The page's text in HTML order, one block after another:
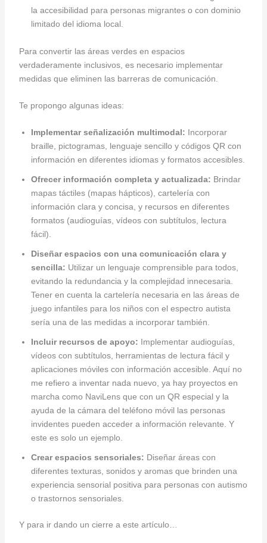
la accesibilidad para personas migrantes o con dominio
limitado del idioma local.
Para convertir las áreas verdes en espacios
verdaderamente inclusivos, es necesario implementar
medidas que eliminen las barreras de comunicación.
Te propongo algunas ideas:
Implementar señalización multimodal: Incorporar
braille, pictogramas, lenguaje sencillo y códigos QR con
información en diferentes idiomas y formatos accesibles.
Ofrecer información completa y actualizada: Brindar
mapas táctiles (mapas hápticos), cartelería con
información clara y concisa, y recursos en diferentes
formatos (audioguías, vídeos con subtítulos, lectura
fácil).
Diseñar espacios con una comunicación clara y
sencilla: Utilizar un lenguaje comprensible para todos,
evitando la redundancia y la complejidad innecesaria.
Tener en cuenta la cartelería necesaria en las áreas de
juego infantiles para los niños con el espectro autista
sería una de las medidas a incorporar también.
Incluir recursos de apoyo: Implementar audioguías,
vídeos con subtítulos, herramientas de lectura fácil y
aplicaciones móviles con información accesible. Aquí no
me refiero a inventar nada nuevo, ya hay proyectos en
marcha como NaviLens que con un QR especial y la
ayuda de la cámara del teléfono móvil las personas
invidentes pueden acceder a información relevante. Y
este es solo un ejemplo.
Crear espacios sensoriales: Diseñar áreas con
diferentes texturas, sonidos y aromas que brinden una
experiencia sensorial positiva para personas con autismo
o trastornos sensoriales.
Y para ir dando un cierre a este artículo…